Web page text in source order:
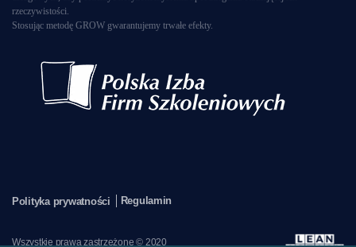
rzeczywistości.
Stosując metodę GROW gwarantujemy trwałe efekty.
Wszystkie prawa zastrzeżone © 2020
Polityka prywatności Regulamin